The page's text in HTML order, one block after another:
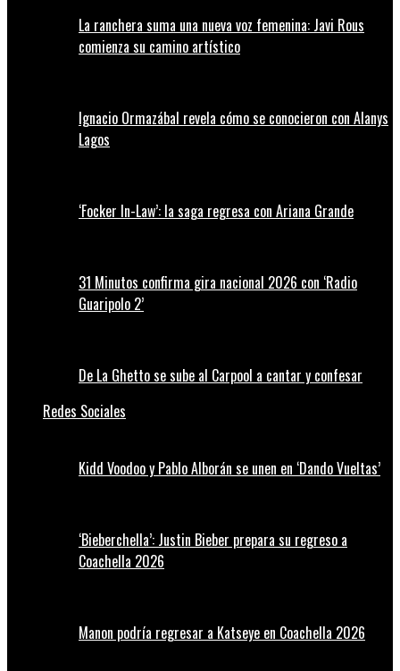
La ranchera suma una nueva voz femenina: Javi Rous
comienza su camino artístico
Ignacio Ormazábal revela cómo se conocieron con Alanys
Lagos
‘Focker In-Law’: la saga regresa con Ariana Grande
31 Minutos confirma gira nacional 2026 con ‘Radio
Guaripolo 2’
De La Ghetto se sube al Carpool a cantar y confesar
Redes Sociales
Kidd Voodoo y Pablo Alborán se unen en ‘Dando Vueltas’
‘Bieberchella’: Justin Bieber prepara su regreso a
Coachella 2026
Manon podría regresar a Katseye en Coachella 2026